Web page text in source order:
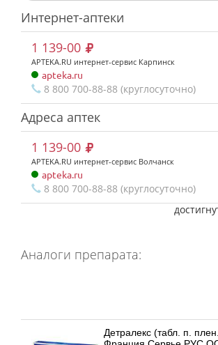
Интернет-аптеки
1 139-00
APTEKA.RU интернет-сервис Карпинск
apteka.ru
8 800 700-88-88 (круглосуточно)
Адреса аптек
1 139-00
APTEKA.RU интернет-сервис Волчанск
apteka.ru
8 800 700-88-88 (круглосуточно)
Аналоги препарата:
Детралекс (табл. п.